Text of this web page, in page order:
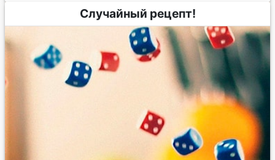
Случайный рецепт!